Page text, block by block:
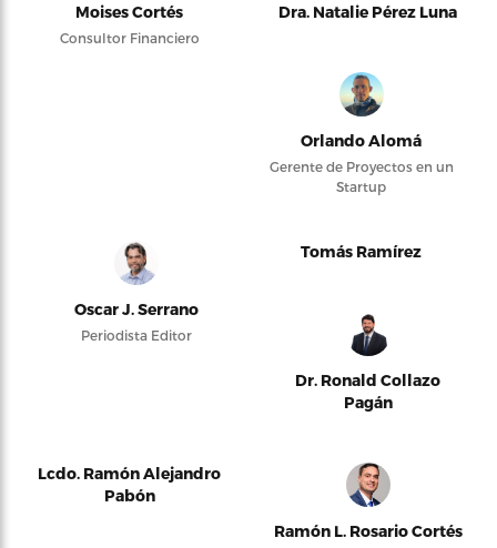
Moises Cortés
Consultor Financiero
Dra. Natalie Pérez Luna
Orlando Alomá
Gerente de Proyectos en un
Startup
Oscar J. Serrano
Periodista Editor
Tomás Ramírez
Dr. Ronald Collazo
Pagán
Lcdo. Ramón Alejandro
Pabón
Ramón L. Rosario Cortés